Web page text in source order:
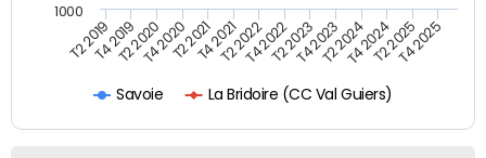
Savoie La Bridoire (CC Val Guiers)
T2 2019T4 2019T2 2020T4 2020T2 2021T4 2021T2 2022T4 2022T2 2023T4 2023T2 2024T4 2024T2 2025T4 2025
1000